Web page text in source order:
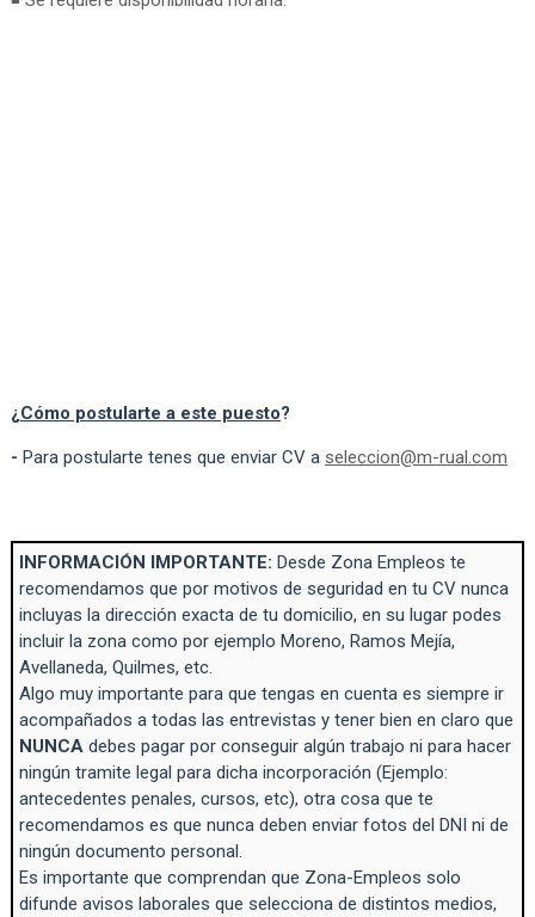
¿ Cómo postularte a este puesto?
- Para postularte tenes que enviar CV a seleccion@m-rual.com
INFORMACIÓN IMPORTANTE: Desde Zona Empleos te
recomendamos que por motivos de seguridad en tu CV nunca
incluyas la dirección exacta de tu domicilio, en su lugar podes
incluir la zona como por ejemplo Moreno, Ramos Mejía,
Avellaneda, Quilmes, etc.
Algo muy importante para que tengas en cuenta es siempre ir
acompañados a todas las entrevistas y tener bien en claro que
NUNCA debes pagar por conseguir algún trabajo ni para hacer
ningún tramite legal para dicha incorporación (Ejemplo:
antecedentes penales, cursos, etc), otra cosa que te
recomendamos es que nunca deben enviar fotos del DNI ni de
ningún documento personal.
Es importante que comprendan que Zona-Empleos solo
difunde avisos laborales que selecciona de distintos medios,